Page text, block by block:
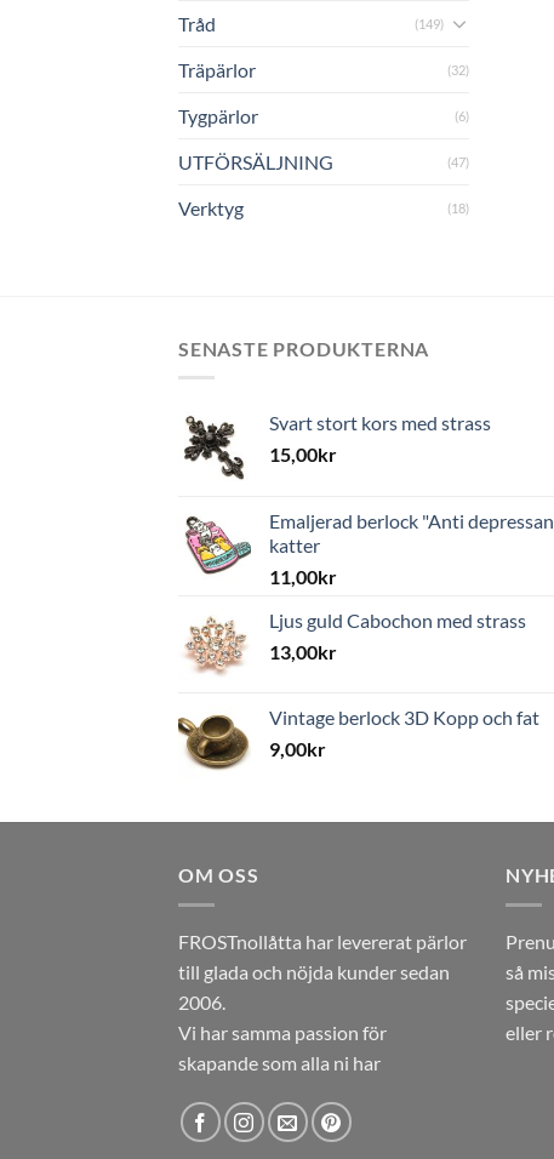
Tråd (149)
Träpärlor (32)
Tygpärlor (6)
UTFÖRSÄLJNING (47)
Verktyg (18)
SENASTE PRODUKTERNA
Svart stort kors med strass
15,00kr
Emaljerad berlock "Anti
katter
11,00kr
Ljus guld Cabochon med strass
13,00kr
Vintage berlock 3D Kopp och fat
9,00kr
OM OSS
FROSTnollåtta har levererat pärlor
till glada och nöjda kunder sedan
2006.
Vi har samma passion för
skapande som alla ni har
så
eller